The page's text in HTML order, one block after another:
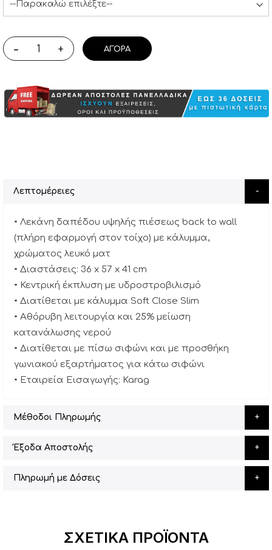
- + ΑΓΟΡΆ
Λεπτομέρειες
• Λεκάνη δαπέδου υψηλής πιέσεως back to wall
(πλήρη εφαρμογή στον τοίχο) με κάλυμμα,
χρώματος λευκό ματ
• Διαστάσεις: 36 x 57 x 41 cm
• Κεντρική έκπλυση με υδροστροβιλισμό
• Διατίθεται με κάλυμμα Soft Close Slim
• Αθόρυβη λειτουργία και 25% μείωση
κατανάλωσης νερού
• Διατίθεται με πίσω σιφώνι και με προσθήκη
γωνιακού εξαρτήματος για κάτω σιφώνι
• Εταιρεία Εισαγωγής: Karag
Μέθοδοι Πληρωμής
Έξοδα Αποστολής
Πληρωμή με Δόσεις
ΣΧΕΤΙΚΆ ΠΡΟΪΌΝΤΑ